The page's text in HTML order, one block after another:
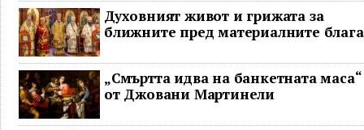
Духовният живот и грижата за
ближните пред материалните блага
„Смъртта идва на банкетната маса“
от Джовани Мартинели